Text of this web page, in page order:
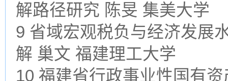
解路径研究 陈旻 集美大学
9 省域宏观税负与经济发展
解 巢文 福建理工大学
10 福建省行政事业性国有